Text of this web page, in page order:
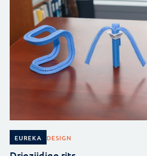
EUREKA DESIGN